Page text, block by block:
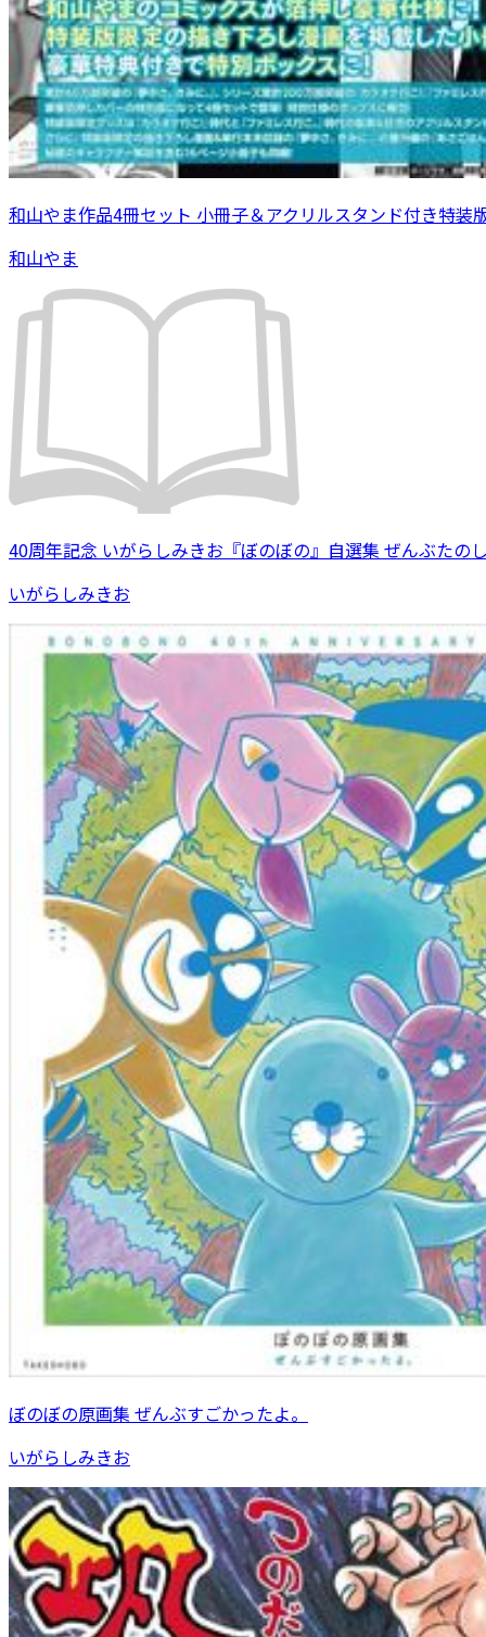
和山やま作品4冊セット 小冊子＆アクリルスタンド付き特装
和山やま
40周年記念 いがらしみきお『ぼのぼの』自選集 ぜんぶたの
いがらしみきお
ぼのぼの原画集 ぜんぶすごかったよ。
いがらしみきお